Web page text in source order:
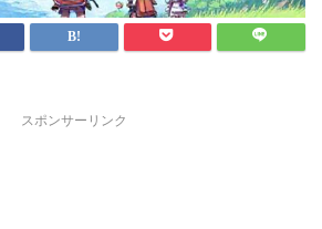
スポンサーリンク